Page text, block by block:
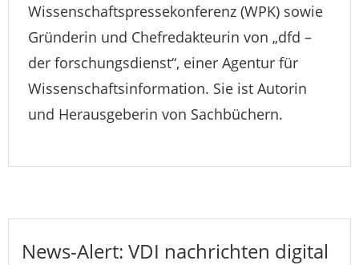
Wissenschaftspressekonferenz (WPK) sowie
Gründerin und Chefredakteurin von „dfd –
der forschungsdienst“, einer Agentur für
Wissenschaftsinformation. Sie ist Autorin
und Herausgeberin von Sachbüchern.
News-Alert: VDI nachrichten digital